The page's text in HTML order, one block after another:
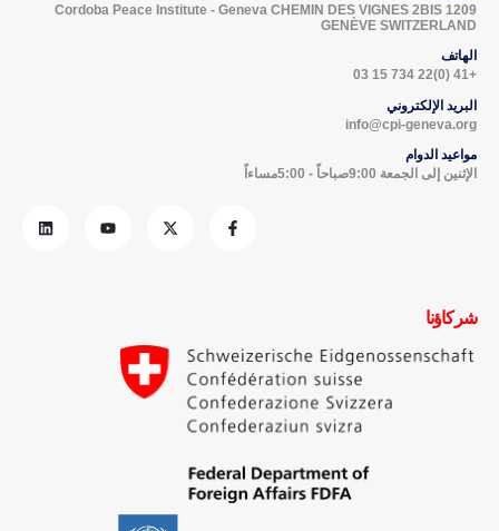
Cordoba Peace Institute - Geneva CHEMIN DES VIGNES 2BIS 1209
GENÈVE SWITZERLAND
الهاتف
+41 (0)22 734 15 03
البريد الإلكتروني
info@cpi-geneva.org
مواعيد الدوام
الإثنين إلى الجمعة 9:00صباحاً - 5:00مساءاً
شركاؤنا